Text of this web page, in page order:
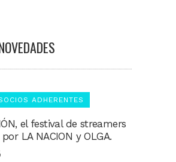
ADHERENTES
el festival de streamers
LA NACION y OLGA.